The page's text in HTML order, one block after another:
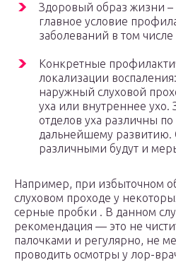
Здоровый образ жизни –
главное условие
заболеваний в том
Конкретные
локализации
наружный слуховой
уха или внутреннее ухо.
отделов уха различны
дальнейшему развитию.
различными будут и
Например, при избыточном
слуховом проходе у
серные пробки . В данном
рекомендация — это не
палочками и регулярно, не
проводить осмотры у лор-